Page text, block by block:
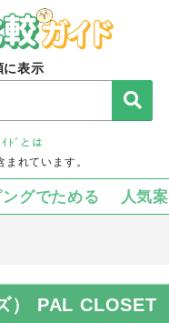
に表示
ﾄﾞとは
れています。
グでためる 人気
） PAL CLOSET